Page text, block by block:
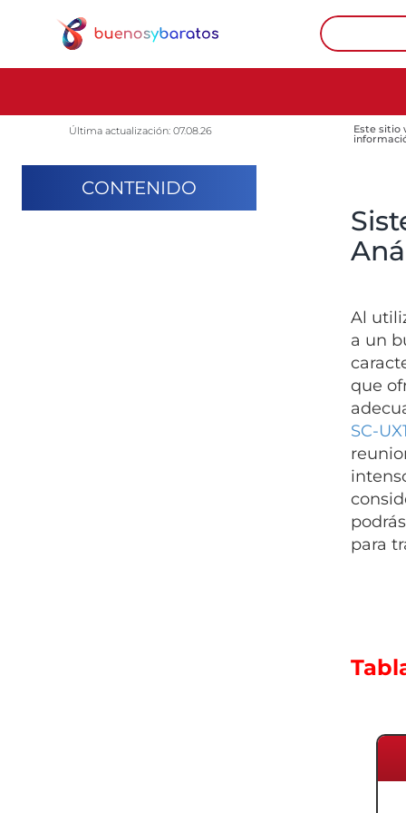
Última actualización: 07.08.26 Este sitio
CONTENIDO
Al
a un
que
SC-
para